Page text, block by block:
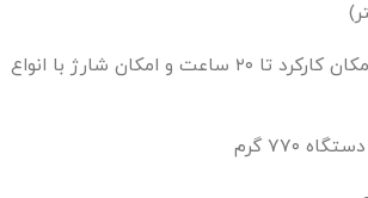
باتری لیتیوم با امکان کارکرد تا ۲۰ ساعت و امکان شارژ با انواع
۷۷۰ گرم